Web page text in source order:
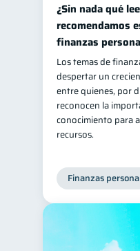
¿Sin nada qué
recomendamos
finanzas
Los temas de
despertar un
entre quienes, por
reconocen la
conocimiento para
recursos.
Finanzas